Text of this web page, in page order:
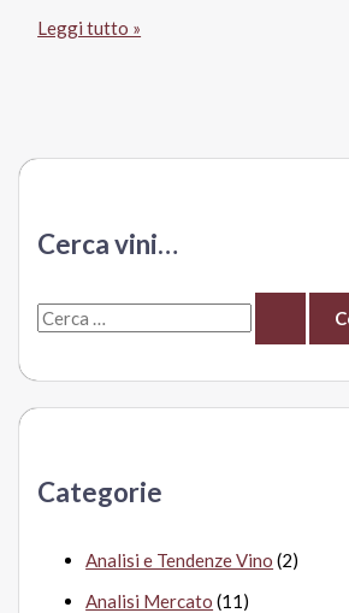
L’Impertinente
d’Arques
Leggi tutto »
Cerca vini…
C
r
:Categorie
Analisi e Tendenze Vino (2)
Analisi Mercato (11)